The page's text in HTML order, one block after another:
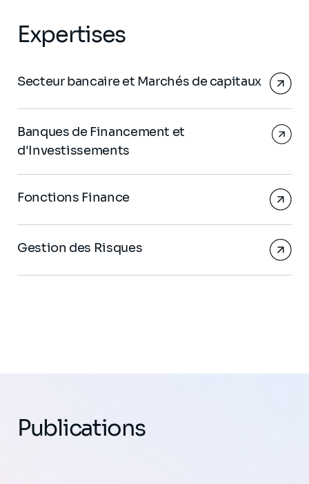
Expertises
Secteur bancaire et Marchés de capitaux
Banques de Financement et
d'Investissements
Fonctions Finance
Gestion des Risques
Publications